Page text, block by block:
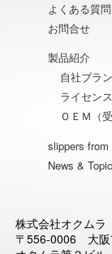
よくある質問
お問合せ
製品紹介
自社ブラ
ライセン
ＯＥＭ（
slippers
News & Topic
株式会社オクムラ
〒556-0006 大阪